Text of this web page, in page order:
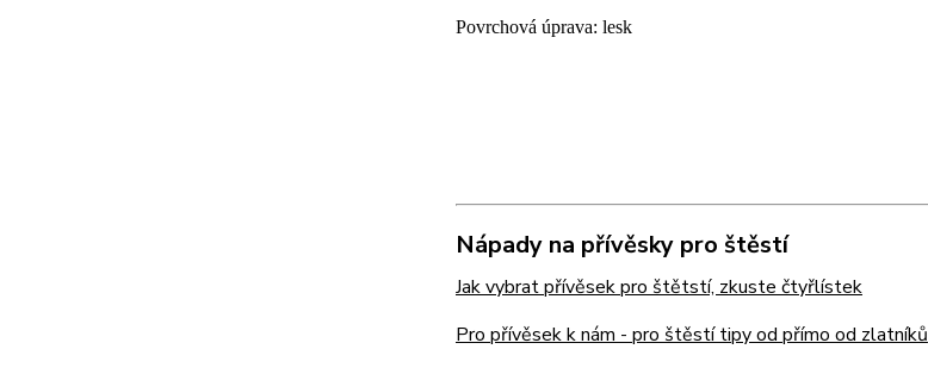
Povrchová úprava: lesk
Nápady na přívěsky pro štěstí
Jak vybrat přívěsek pro štětstí, zkuste čtyřlístek
Pro přívěsek k nám - pro štěstí tipy od přímo od zlatníků